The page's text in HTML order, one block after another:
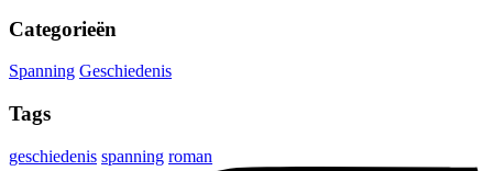
Categorieën
Spanning Geschiedenis
Tags
geschiedenis spanning roman